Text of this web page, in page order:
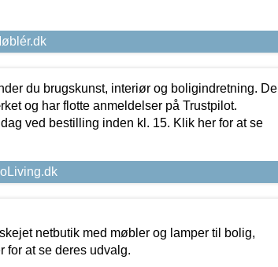
du brugskunst, interiør og boligindretning. De
og har flotte anmeldelser på Trustpilot.
ved bestilling inden kl. 15. Klik her for at se
netbutik med møbler og lamper til bolig,
for at se deres udvalg.